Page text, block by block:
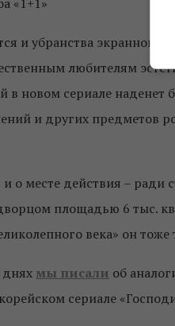
и убранства экранного
любителям
в новом сериале
и других предметов
и о месте действия –
площадью 6 тыс.
века» он
мы писали об
сериале